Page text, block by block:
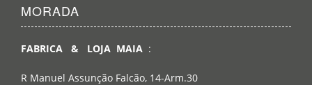
MORADA
FABRICA & LOJA MAIA :
R Manuel Assunção Falcão, 14-Arm.30